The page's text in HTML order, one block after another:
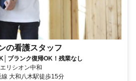
の看護スタッフ
ブランク復帰OK！残業なし
リシオン中和
大和八木駅徒歩15分